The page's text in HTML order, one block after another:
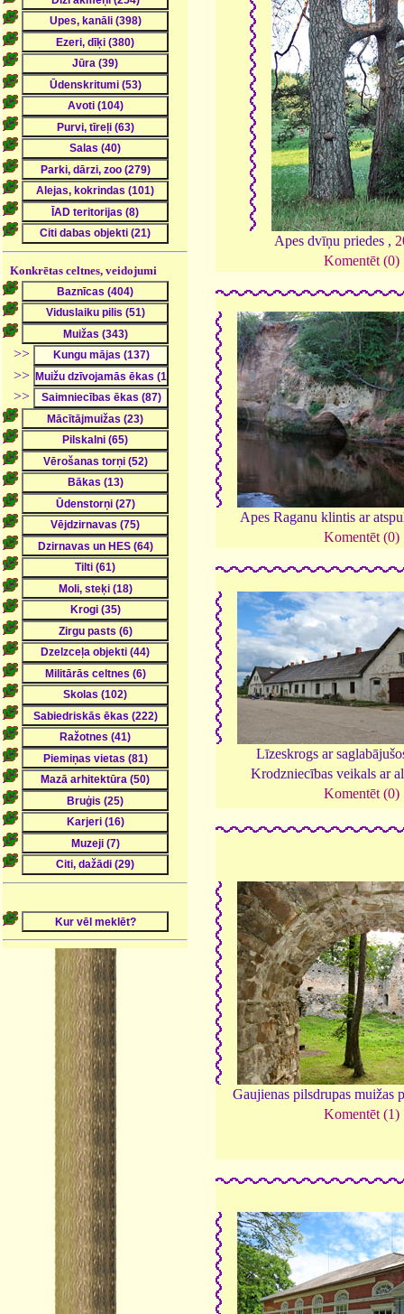
Konkrētas celtnes, veidojumi
>>
>>
>>
Apes dvīņu priedes ,
Komentēt (0)
Apes Raganu klintis ar
Komentēt (0)
Līzeskrogs ar
Krodzniecības veikals ar
Komentēt (0)
Gaujienas pilsdrupas muižas
Komentēt (1)